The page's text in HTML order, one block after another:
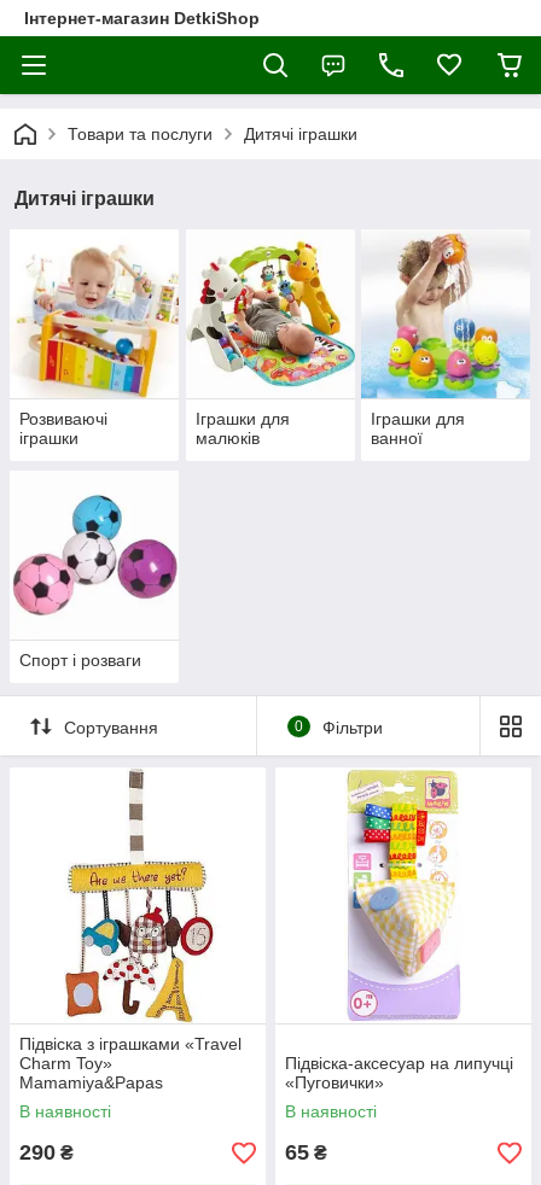
Інтернет-магазин DetkiShop
Товари та послуги Дитячі іграшки
Дитячі іграшки
Розвиваючі
іграшки
Іграшки для
малюків
Іграшки для
ванної
Спорт і розваги
Сортування 0 Фільтри
Підвіска з іграшками «Travel
Charm Toy»
Mamamiya&Papas
В наявності
290 ₴
Підвіска-аксесуар на липучці
«Пуговички»
В наявності
65 ₴